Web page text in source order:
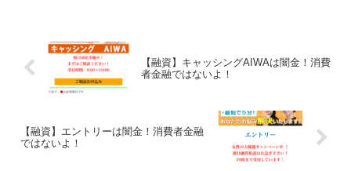
【融資】キャッシングAIWAは闇金！消費
者金融ではないよ！
【融資】エントリーは闇金！消費者金融
ではないよ！